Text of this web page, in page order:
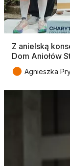
Z anielską
Dom Aniołów
● Agnieszka